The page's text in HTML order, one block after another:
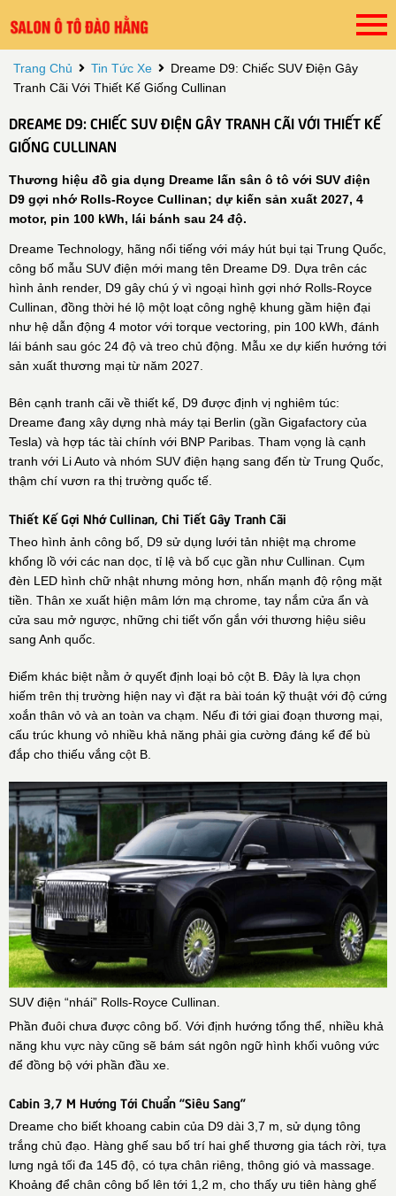
Trang Chủ Tin Tức Xe
Dreame D9: Chiếc SUV Điện Gây
Tranh Cãi Với Thiết Kế Giống Cullinan
DREAME D9: CHIẾC SUV ĐIỆN GÂY TRANH CÃI VỚI THIẾT KẾ
GIỐNG CULLINAN
Thương hiệu đồ gia dụng Dreame lấn sân ô tô với SUV điện
D9 gợi nhớ Rolls-Royce Cullinan; dự kiến sản xuất 2027, 4
motor, pin 100 kWh, lái bánh sau 24 độ.
Dreame Technology, hãng nổi tiếng với máy hút bụi tại Trung Quốc,
công bố mẫu SUV điện mới mang tên Dreame D9. Dựa trên các
hình ảnh render, D9 gây chú ý vì ngoại hình gợi nhớ Rolls-Royce
Cullinan, đồng thời hé lộ một loạt công nghệ khung gầm hiện đại
như hệ dẫn động 4 motor với torque vectoring, pin 100 kWh, đánh
lái bánh sau góc 24 độ và treo chủ động. Mẫu xe dự kiến hướng tới
sản xuất thương mại từ năm 2027.
Bên cạnh tranh cãi về thiết kế, D9 được định vị nghiêm túc:
Dreame đang xây dựng nhà máy tại Berlin (gần Gigafactory của
Tesla) và hợp tác tài chính với BNP Paribas. Tham vọng là cạnh
tranh với Li Auto và nhóm SUV điện hạng sang đến từ Trung Quốc,
thậm chí vươn ra thị trường quốc tế.
Thiết Kế Gợi Nhớ Cullinan, Chi Tiết Gây Tranh Cãi
Theo hình ảnh công bố, D9 sử dụng lưới tản nhiệt mạ chrome
khổng lồ với các nan dọc, tỉ lệ và bố cục gần như Cullinan. Cụm
đèn LED hình chữ nhật nhưng mỏng hơn, nhấn mạnh độ rộng mặt
tiền. Thân xe xuất hiện mâm lớn mạ chrome, tay nắm cửa ẩn và
cửa sau mở ngược, những chi tiết vốn gắn với thương hiệu siêu
sang Anh quốc.
Điểm khác biệt nằm ở quyết định loại bỏ cột B. Đây là lựa chọn
hiếm trên thị trường hiện nay vì đặt ra bài toán kỹ thuật với độ cứng
xoắn thân vỏ và an toàn va chạm. Nếu đi tới giai đoạn thương mại,
cấu trúc khung vỏ nhiều khả năng phải gia cường đáng kể để bù
đắp cho thiếu vắng cột B.
SUV điện “nhái” Rolls-Royce Cullinan.
Phần đuôi chưa được công bố. Với định hướng tổng thể, nhiều khả
năng khu vực này cũng sẽ bám sát ngôn ngữ hình khối vuông vức
để đồng bộ với phần đầu xe.
Cabin 3,7 M Hướng Tới Chuẩn “siêu Sang”
Dreame cho biết khoang cabin của D9 dài 3,7 m, sử dụng tông
trắng chủ đạo. Hàng ghế sau bố trí hai ghế thương gia tách rời, tựa
lưng ngả tối đa 145 độ, có tựa chân riêng, thông gió và massage.
Khoảng để chân công bố lên tới 1,2 m, cho thấy ưu tiên hàng ghế